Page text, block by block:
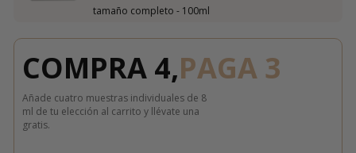
tamaño completo - 100ml
COMPRA 4,PAGA 3
Añade cuatro muestras individuales de 8
ml de tu elección al carrito y llévate una
gratis.